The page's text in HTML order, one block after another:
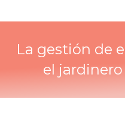
La gestión de
el